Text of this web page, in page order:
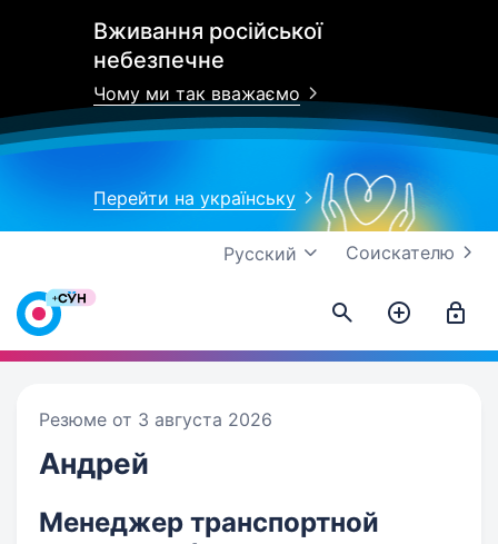
Вживання російської
небезпечне
Чому ми так вважаємо
Перейти на українську
Соискателю
Русский
Резюме от 3 августа 2026
Андрей
Менеджер транспортной